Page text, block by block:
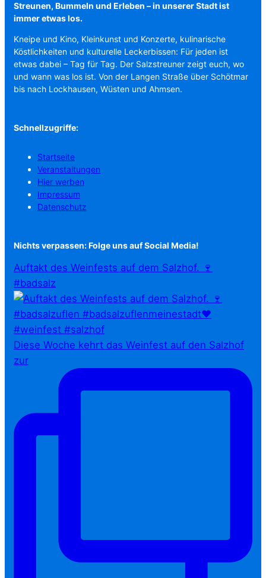
Streunen, Bummeln und Erleben – in unserer Stadt ist
immer etwas los.
Kneipe und Kino, Kleinkunst und Konzerte, kulinarische
Köstlichkeiten und kulturelle Leckerbissen: Für jeden ist
etwas dabei – Tag für Tag. Der Salzstreuner zeigt euch, wo
und wann was los ist. Von der Langen Straße über Schötmar
bis nach Lockhausen, Wüsten und Ahmsen.
Schnellzugriffe:
Startseite
Veranstaltungen
Hier werben
Impressum
Datenschutz
Nichts verpassen: Folge uns auf Social Media!
Auftakt des Weinfests auf dem Salzhof. 🍷
#badsalz
Diese Woche kehrt das Weinfest auf den Salzhof
zur